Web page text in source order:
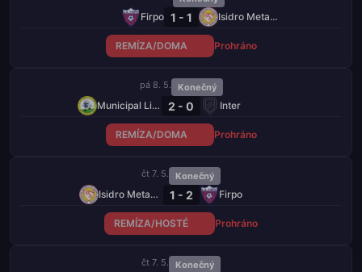
Firpo 1 - 1 Isidro Metapán
REMÍZA/DOMA Prohráno
pá 8. 5. Konečný
Municipal Limeño 2 - 0 Inter
REMÍZA/DOMA Prohráno
čt 7. 5. Konečný
Isidro Metapán 1 - 2 Firpo
REMÍZA/HOSTÉ Prohráno
čt 7. 5. Konečný